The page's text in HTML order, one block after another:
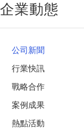
企業動態
公司新聞
行業快訊
戰略合作
案例成果
熱點活動